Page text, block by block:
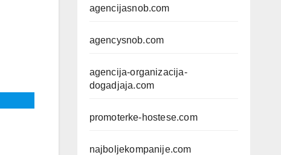
agencijasnob.com
agencysnob.com
agencija-organizacija-
dogadjaja.com
promoterke-hostese.com
najboljekompanije.com